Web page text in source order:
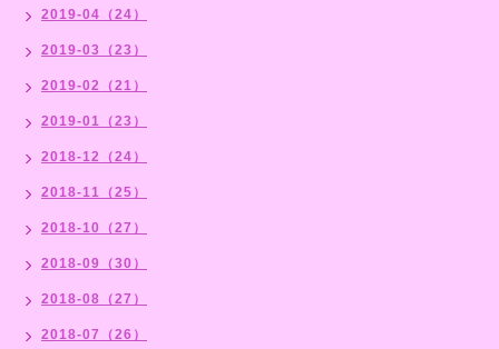
2019-04（24）
2019-03（23）
2019-02（21）
2019-01（23）
2018-12（24）
2018-11（25）
2018-10（27）
2018-09（30）
2018-08（27）
2018-07（26）